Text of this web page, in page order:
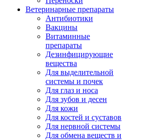
Ветеринарные препараты
Антибиотики
Вакцины
Витаминные
препараты
Дезинфицирующие
вещества
Для выделительной
системы и почек
Для глаз и носа
Для зубов и десен
Для кожи
Для костей и суставов
Для нервной системы
Для обмена веществ и